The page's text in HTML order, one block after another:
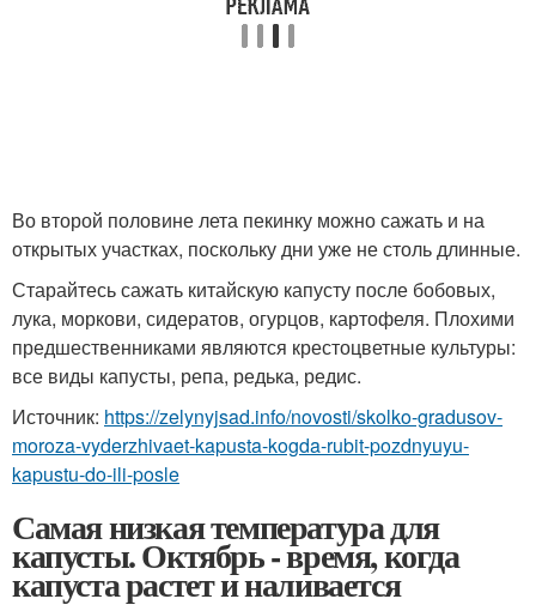
Во второй половине лета пекинку можно сажать и на
открытых участках, поскольку дни уже не столь длинные.
Старайтесь сажать китайскую капусту после бобовых,
лука, моркови, сидератов, огурцов, картофеля. Плохими
предшественниками являются крестоцветные культуры:
все виды капусты, репа, редька, редис.
Источник: https://zelynyjsad.info/novosti/skolko-gradusov-
moroza-vyderzhivaet-kapusta-kogda-rubit-pozdnyuyu-
kapustu-do-ili-posle
Самая низкая температура для
капусты. Октябрь - время, когда
капуста растет и наливается